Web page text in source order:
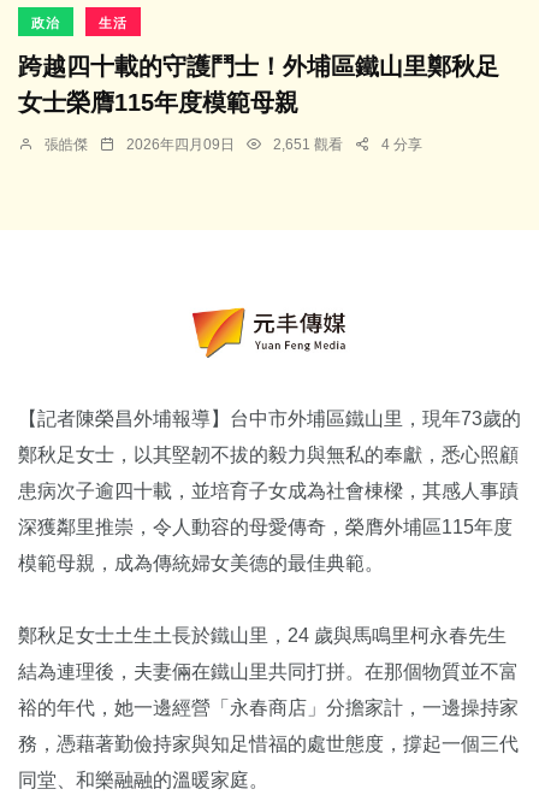
政治 生活
跨越四十載的守護鬥士！外埔區鐵山里鄭秋足
女士榮膺115年度模範母親
張皓傑 2026年四月09日 2,651 觀看 4 分享
【記者陳榮昌外埔報導】台中市外埔區鐵山里，現年73歲的
鄭秋足女士，以其堅韌不拔的毅力與無私的奉獻，悉心照顧
患病次子逾四十載，並培育子女成為社會棟樑，其感人事蹟
深獲鄰里推崇，令人動容的母愛傳奇，榮膺外埔區115年度
模範母親，成為傳統婦女美德的最佳典範。
鄭秋足女士土生土長於鐵山里，24 歲與馬鳴里柯永春先生
結為連理後，夫妻倆在鐵山里共同打拼。在那個物質並不富
裕的年代，她一邊經營「永春商店」分擔家計，一邊操持家
務，憑藉著勤儉持家與知足惜福的處世態度，撐起一個三代
同堂、和樂融融的溫暖家庭。